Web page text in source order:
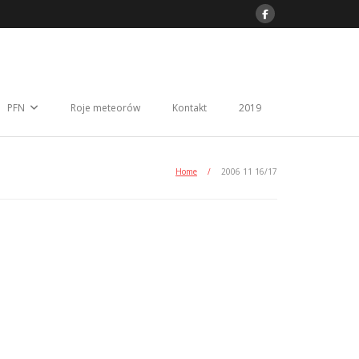
PFN Roje meteorów Kontakt 2019
Home / 2006 11 16/17